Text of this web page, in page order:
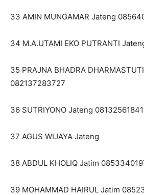
33 AMIN MUNGAMAR Jateng
34 M.A.UTAMI EKO PUTRANTI
35 PRAJNA BHADRA
082137283727
36 SUTRIYONO Jateng
37 AGUS WIJAYA Jateng
38 ABDUL KHOLIQ Jatim
39 MOHAMMAD HAIRUL Jatim